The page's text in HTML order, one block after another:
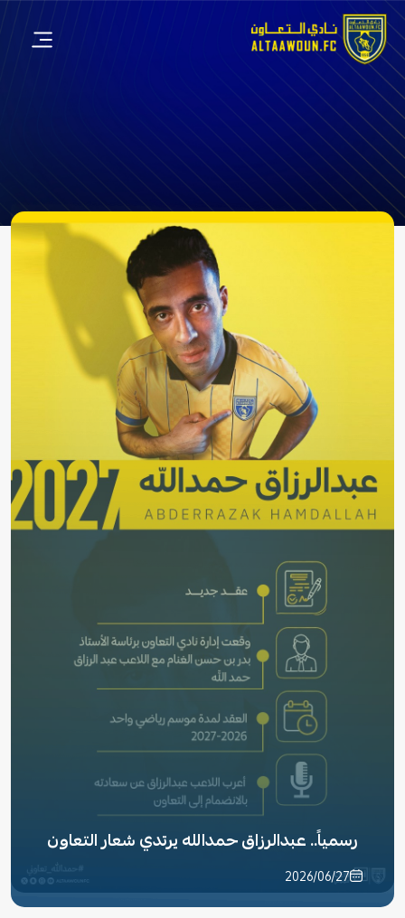
رسمياً.. عبدالرزاق حمدالله يرتدي شعار التعاون
2026/06/27